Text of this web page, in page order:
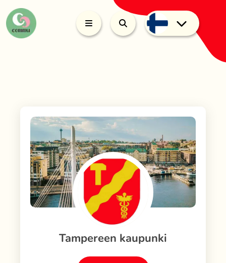
Tampereen kaupunki